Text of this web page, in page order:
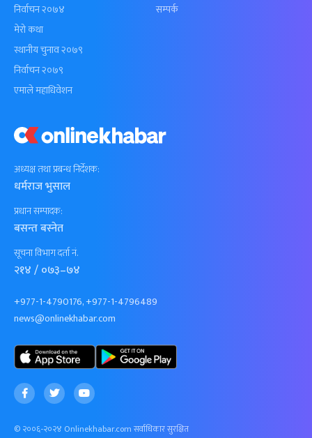
अध्यक्ष तथा प्रबन्ध निर्देशक:
धर्मराज भुसाल
प्रधान सम्पादक:
बसन्त बस्नेत
सूचना विभाग दर्ता नं.
२१४ / ०७३–७४
+977-1-4790176, +977-1-4796489
news@onlinekhabar.com
© २००६-२०२४ Onlinekhabar.com सर्वाधिकार सुरक्षित
निर्वाचन २०७४
मेरो कथा
स्थानीय चुनाव २०७९
निर्वाचन २०७९
एमाले महाधिवेशन
सम्पर्क